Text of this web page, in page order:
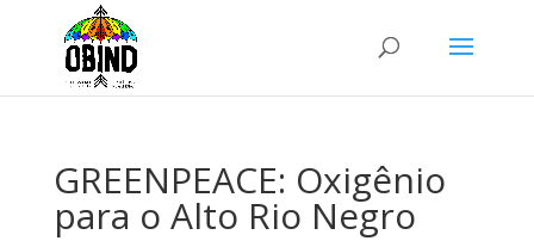
GREENPEACE: Oxigênio
para o Alto Rio Negro